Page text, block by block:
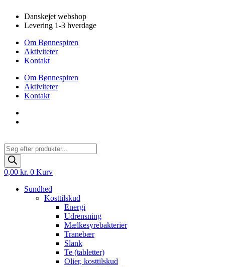
indhold
Danskejet webshop
Levering 1-3 hverdage
Om Bønnespiren
Aktiviteter
Kontakt
Om Bønnespiren
Aktiviteter
Kontakt
Products
search
0,00 kr. 0 Kurv
Sundhed
Kosttilskud
Energi
Udrensning
Mælkesyrebakterier
Tranebær
Slank
Te (tabletter)
Olier, kosttilskud